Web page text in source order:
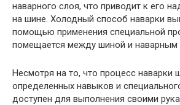
наварного слоя, что приводит к его
на шине. Холодный способ наварки
помощью применения специальной
помещается между шиной и наварным
Несмотря на то, что процесс наварки
определенных навыков и
доступен для выполнения своими